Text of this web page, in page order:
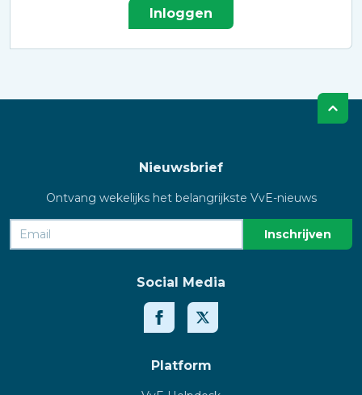
Inloggen
Nieuwsbrief
Ontvang wekelijks het belangrijkste VvE-nieuws
Social Media
Platform